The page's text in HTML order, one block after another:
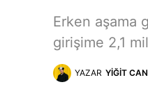
Erken aşama
girişime 2,1
YAZAR YIĞIT